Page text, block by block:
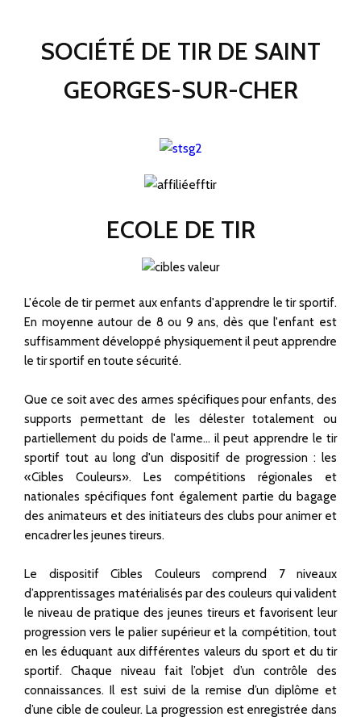
SOCIÉTÉ DE TIR DE SAINT
GEORGES-SUR-CHER
ECOLE DE TIR
L'école de tir permet aux enfants d'apprendre le tir sportif.
En moyenne autour de 8 ou 9 ans, dès que l'enfant est
suffisamment développé physiquement il peut apprendre
le tir sportif en toute sécurité.
Que ce soit avec des armes spécifiques pour enfants, des
supports permettant de les délester totalement ou
partiellement du poids de l'arme... il peut apprendre le tir
sportif tout au long d'un dispositif de progression : les
«Cibles Couleurs». Les compétitions régionales et
nationales spécifiques font également partie du bagage
des animateurs et des initiateurs des clubs pour animer et
encadrer les jeunes tireurs.
Le dispositif Cibles Couleurs comprend 7 niveaux
d’apprentissages matérialisés par des couleurs qui valident
le niveau de pratique des jeunes tireurs et favorisent leur
progression vers le palier supérieur et la compétition, tout
en les éduquant aux différentes valeurs du sport et du tir
sportif. Chaque niveau fait l’objet d’un contrôle des
connaissances. Il est suivi de la remise d’un diplôme et
d’une cible de couleur. La progression est enregistrée dans